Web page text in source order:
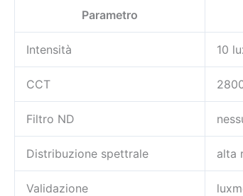
Parametro
Intensità 10
CCT
Filtro ND
Distribuzione spettrale alta
Validazione